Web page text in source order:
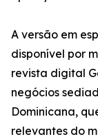
A versão em
disponível por
revista digital
negócios
Dominicana,
relevantes do